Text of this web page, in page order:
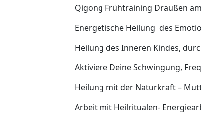
Qigong Frühtraining Draußen
Energetische Heilung des
Heilung des Inneren Kindes,
Aktiviere Deine Schwingung,
Heilung mit der Naturkraft –
Arbeit mit Heilritualen-